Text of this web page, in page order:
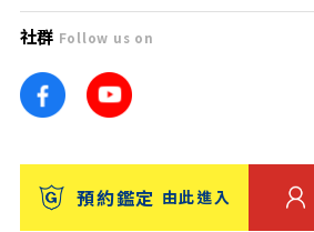
團隊
車訊網
台灣優良中古車商大獎
找好店
找海外車
消費者評價
保固
廣告合作
社群 Follow us on
預約鑑定 由此進入